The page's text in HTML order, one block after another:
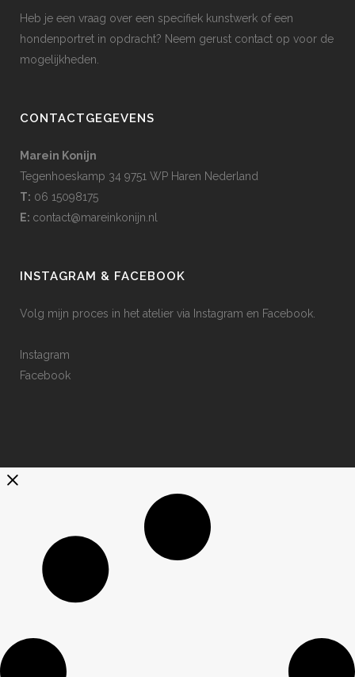
Heb je een vraag over een specifiek kunstwerk of een
hondenportret in opdracht? Neem gerust contact op voor de
mogelijkheden.
CONTACTGEGEVENS
Marein Konijn
Tegenhoeskamp 34 9751 WP Haren Nederland
T: 06 15098175
E: contact@mareinkonijn.nl
INSTAGRAM & FACEBOOK
Volg mijn proces in het atelier via Instagram en Facebook.
Instagram
Facebook